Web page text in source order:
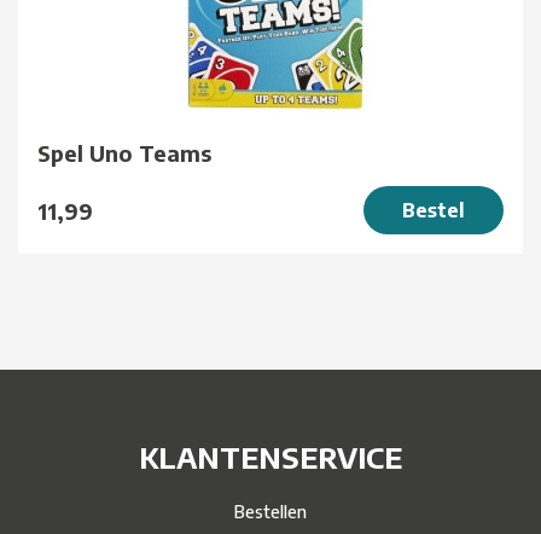
Spel Uno Teams
11,99 Bestel
KLANTENSERVICE
Bestellen